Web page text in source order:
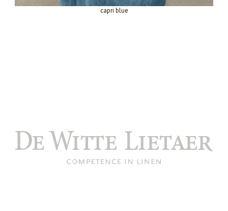
capri blue